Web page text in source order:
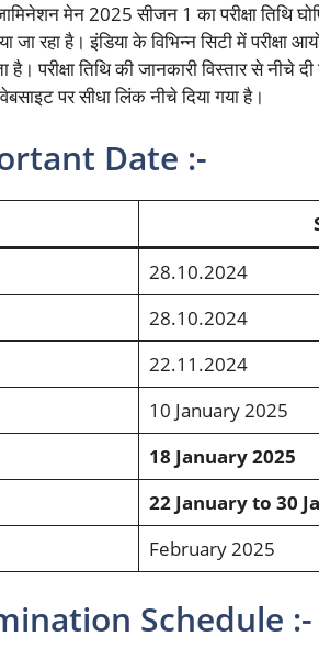
मेन 2025 सीजन 1 का परीक्षा तिथि
रहा है। इंडिया के विभिन्न सिटी में परीक्षा
है। परीक्षा तिथि की जानकारी विस्तार से नीचे
पर सीधा लिंक नीचे दिया गया है।
Date :-
28.10.2024
28.10.2024
22.11.2024
10 January 2025
18 January 2025
22 January to 30
February 2025
Schedule :-